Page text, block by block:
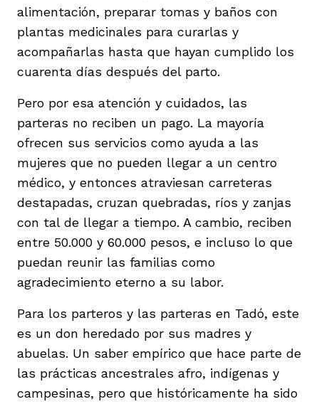
alimentación, preparar tomas y baños con
plantas medicinales para curarlas y
acompañarlas hasta que hayan cumplido los
cuarenta días después del parto.
Pero por esa atención y cuidados, las
parteras no reciben un pago. La mayoría
ofrecen sus servicios como ayuda a las
mujeres que no pueden llegar a un centro
médico, y entonces atraviesan carreteras
destapadas, cruzan quebradas, ríos y zanjas
con tal de llegar a tiempo. A cambio, reciben
entre 50.000 y 60.000 pesos, e incluso lo que
puedan reunir las familias como
agradecimiento eterno a su labor.
Para los parteros y las parteras en Tadó, este
es un don heredado por sus madres y
abuelas. Un saber empírico que hace parte de
las prácticas ancestrales afro, indígenas y
campesinas, pero que históricamente ha sido
del Cesar
Ana